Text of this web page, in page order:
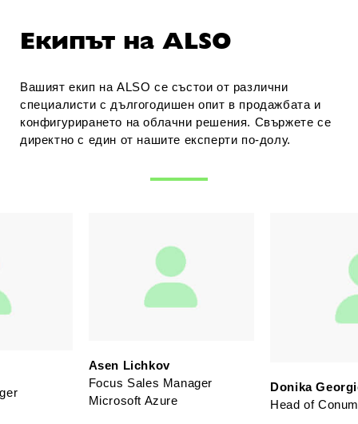
Екипът на ALSO
Вашият екип на ALSO се състои от различни
специалисти с дългогодишен опит в продажбата и
конфигурирането на облачни решения. Свържете се
директно с един от нашите експерти по-долу.
Asen Lichkov
Focus Sales Manager
Microsoft Azure
Donika
Head of